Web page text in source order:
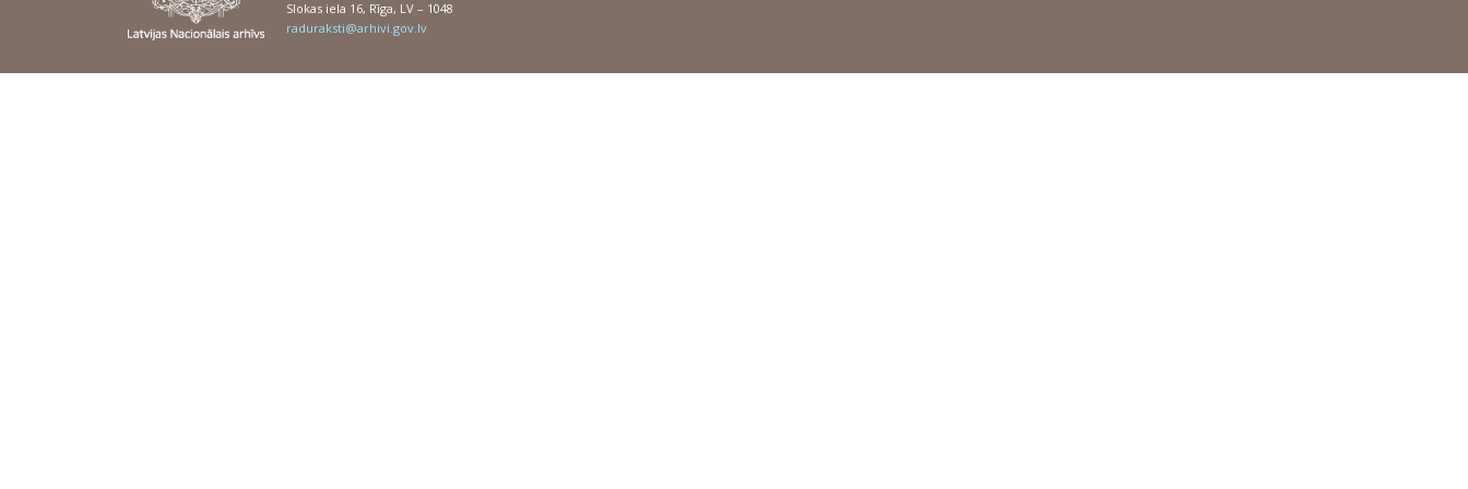
Slokas iela 16, Rīga, LV – 1048
raduraksti@arhivi.gov.lv